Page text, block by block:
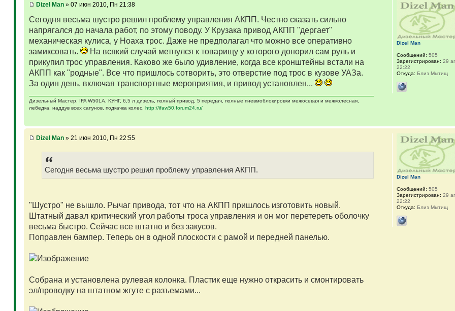
Dizel Man» 07 июн 2010, Пн 21:38
Сегодня весьма шустро решил проблему управления АКПП. Честно сказать сильно
напрягался до начала работ, по этому поводу. У Крузака привод АКПП "дергает"
механическая кулиса, у Ноаха трос. Даже не предполагал что можно все оперативно
замиксовать.
На всякий случай метнулся к товарищу у которого донорил сам руль и
прикупил трос управления. Каково же было удивление, когда все кронштейны встали на
АКПП как "родные". Все что пришлось сотворить, это отверстие под трос в кузове УАЗа.
За один день, включая транспортные мероприятия, и привод установлен...
Дизельный Мастер. IFA W50LA, КУНГ, 6,5 л дизель, полный привод, 5 передач, полные пневмоблокировки межосевая и межколесная,
лебедка, наддув всех сапунов, подкачка колес. http://ifaw50.forum24.ru/
Dizel Man
Сообщений: 505
Зарегистрирован: 29
22:22
Откуда: Близ Мытищ
Dizel Man» 21 июн 2010, Пн 22:55
Сегодня весьма шустро решил проблему управления АКПП.
"Шустро" не вышло. Рычаг привода, тот что на АКПП пришлось изготовить новый.
Штатный давал критический угол работы троса управления и он мог перетереть оболочку
весьма быстро. Сейчас все штатно и без закусов.
Поправлен бампер. Теперь он в одной плоскости с рамой и передней панелью.
Собрана и установлена рулевая колонка. Пластик еще нужно открасить и смонтировать
эл/проводку на штатном жгуте с разъемами...
Dizel Man
Сообщений: 505
Зарегистрирован: 29
22:22
Откуда: Близ Мытищ